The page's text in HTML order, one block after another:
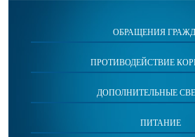
ОБРАЩЕНИЯ
ПРОТИВОДЕЙСТВИЕ
ДОПОЛНИТЕЛЬНЫЕ
ПИТАНИЕ